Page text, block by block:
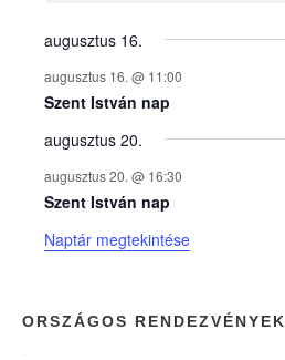
y
e
k
n
a
p
augusztus 16.
augusztus 16. @ 11:00
Szent István nap
augusztus 20.
augusztus 20. @ 16:30
Szent István nap
Naptár megtekintése
ORSZÁGOS RENDEZVÉNYEK